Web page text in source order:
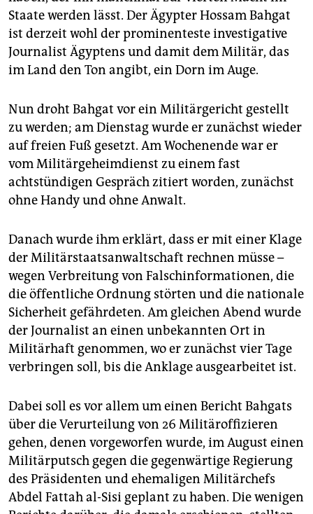
Staate werden lässt. Der Ägypter Hossam Bahgat
ist derzeit wohl der prominenteste investigative
Journalist Ägyptens und damit dem Militär, das
im Land den Ton angibt, ein Dorn im Auge.
Nun droht Bahgat vor ein Militärgericht gestellt
zu werden; am Dienstag wurde er zunächst wieder
auf freien Fuß gesetzt. Am Wochenende war er
vom Militärgeheimdienst zu einem fast
achtstündigen Gespräch zitiert worden, zunächst
ohne Handy und ohne Anwalt.
Danach wurde ihm erklärt, dass er mit einer Klage
der Militärstaatsanwaltschaft rechnen müsse –
wegen Verbreitung von Falschinformationen, die
die öffentliche Ordnung störten und die nationale
Sicherheit gefährdeten. Am gleichen Abend wurde
der Journalist an einen unbekannten Ort in
Militärhaft genommen, wo er zunächst vier Tage
verbringen soll, bis die Anklage ausgearbeitet ist.
Dabei soll es vor allem um einen Bericht Bahgats
über die Verurteilung von 26 Militäroffizieren
gehen, denen vorgeworfen wurde, im August einen
Militärputsch gegen die gegenwärtige Regierung
des Präsidenten und ehemaligen Militärchefs
Abdel Fattah al-Sisi geplant zu haben. Die wenigen